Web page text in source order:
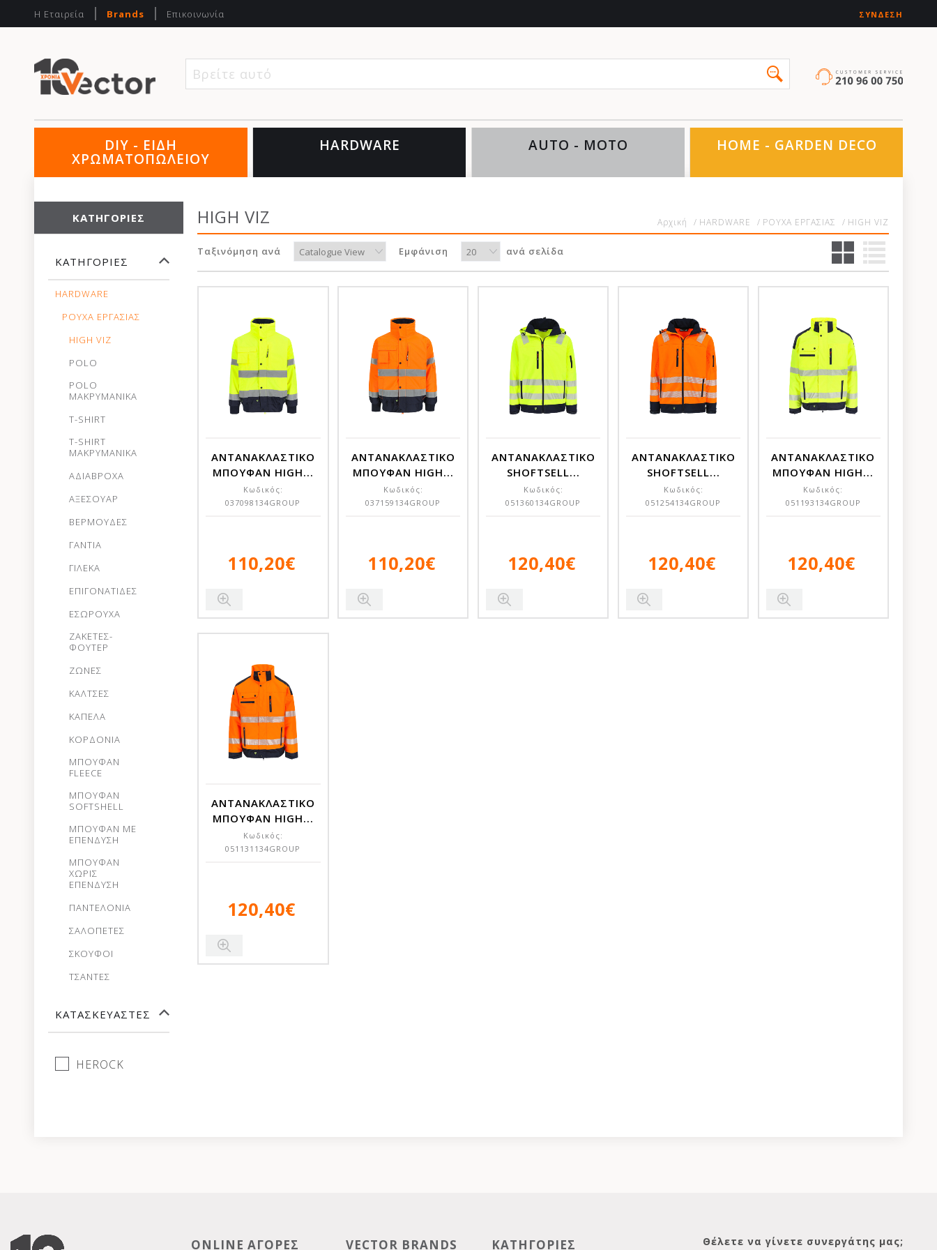
Η Εταιρεία Brands Επικοινωνία ΣΎΝΔΕΣΗ
Βρείτε αυτό που
DIY - ΕΙΔΗ
ΧΡΩΜΑΤΟΠΩΛΕΙΟΥ
HARDWARE AUTO - MOTO HOME - GARDEN DECO
ΚΑΤΗΓΟΡΊΕΣ
ΚΑΤΗΓΟΡΊΕΣ
HARDWARE
ΡΟΥΧΑ ΕΡΓΑΣΙΑΣ
HIGH VIZ
POLO
POLO
ΜΑΚΡΥΜΑΝΙΚΑ
T-SHIRT
T-SHIRT
ΜΑΚΡΥΜΑΝΙΚΑ
ΑΔΙΑΒΡΟΧΑ
ΑΞΕΣΟΥΑΡ
ΒΕΡΜΟΥΔΕΣ
ΓΑΝΤΙΑ
ΓΙΛΕΚΑ
ΕΠΙΓΟΝΑΤΙΔΕΣ
ΕΣΩΡΟΥΧΑ
ΖΑΚΕΤΕΣ-
ΦΟΥΤΕΡ
ΖΩΝΕΣ
ΚΑΛΤΣΕΣ
ΚΑΠΕΛΑ
ΚΟΡΔΟΝΙΑ
ΜΠΟΥΦΑΝ
FLEECE
ΜΠΟΥΦΑΝ
SOFTSHELL
ΜΠΟΥΦΑΝ ΜΕ
ΕΠΕΝΔΥΣΗ
ΜΠΟΥΦΑΝ
ΧΩΡΙΣ
ΕΠΕΝΔΥΣΗ
ΠΑΝΤΕΛΟΝΙΑ
ΣΑΛΟΠΕΤΕΣ
ΣΚΟΥΦΟΙ
ΤΣΑΝΤΕΣ
ΚΑΤΑΣΚΕΥΑΣΤΈΣ
HEROCK
HIGH VIZ Αρχική / HARDWARE / ΡΟΥΧΑ ΕΡΓΑΣΙΑΣ / HIGH VIZ
Ταξινόμηση ανά Εμφάνιση ανά σελίδα
ΑΝΤΑΝΑΚΛΑΣΤΙΚΟ
ΜΠΟΥΦΑΝ HIGH...
Κωδικός:
037098134GROUP
110,20€
ΑΝΤΑΝΑΚΛΑΣΤΙΚΟ
ΜΠΟΥΦΑΝ HIGH...
Κωδικός:
037159134GROUP
110,20€
ΑΝΤΑΝΑΚΛΑΣΤΙΚΟ
SHOFTSELL...
Κωδικός:
051360134GROUP
120,40€
ΑΝΤΑΝΑΚΛΑΣΤΙΚΟ
SHOFTSELL...
Κωδικός:
051254134GROUP
120,40€
ΑΝΤΑΝΑΚΛΑΣΤΙΚΟ
ΜΠΟΥΦΑΝ HIGH...
Κωδικός:
051193134GROUP
120,40€
ΑΝΤΑΝΑΚΛΑΣΤΙΚΟ
ΜΠΟΥΦΑΝ HIGH...
Κωδικός:
051131134GROUP
120,40€
ONLINE ΑΓΟΡΕΣ VECTOR BRANDS ΚΑΤΗΓΟΡΙΕΣ Θέλετε να γίνετε συνεργάτης μας;